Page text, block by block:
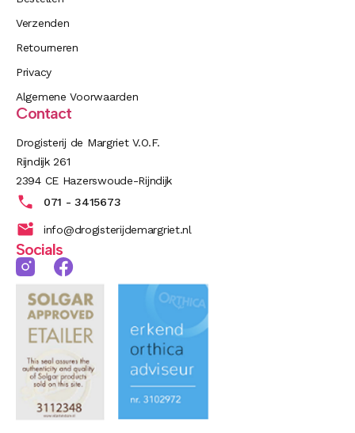
Verzenden
Retourneren
Privacy
Algemene Voorwaarden
Contact
Drogisterij de Margriet V.O.F.
Rijndijk 261
2394 CE Hazerswoude-Rijndijk
071 - 3415673
info@drogisterijdemargriet.nl
Socials